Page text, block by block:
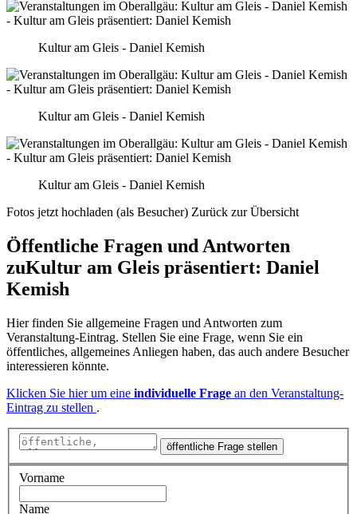
Kultur am Gleis - Daniel Kemish
Kultur am Gleis - Daniel Kemish
Kultur am Gleis - Daniel Kemish
Fotos jetzt hochladen (als Besucher) Zurück zur Übersicht
Öffentliche Fragen und Antworten
zuKultur am Gleis präsentiert: Daniel
Kemish
Hier finden Sie allgemeine Fragen und Antworten zum
Veranstaltung-Eintrag. Stellen Sie eine Frage, wenn Sie ein
öffentliches, allgemeines Anliegen haben, das auch andere Besucher
interessieren könnte.
Klicken Sie hier um eine individuelle Frage an den Veranstaltung-
Eintrag zu stellen .
öffentliche Frage stellen
Vorname
Name